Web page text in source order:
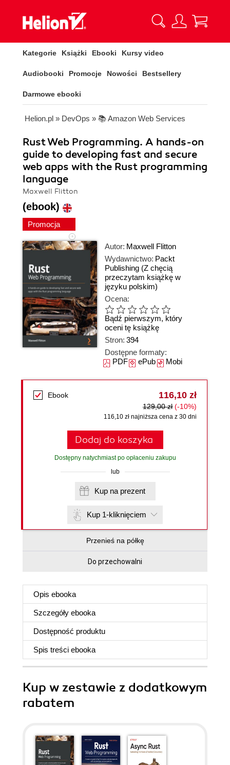
Kategorie Książki Ebooki Kursy video
Audiobooki Promocje Nowości Bestsellery
Darmowe ebooki
Helion.pl » DevOps » 📚 Amazon Web Services
Rust Web Programming. A hands-on
guide to developing fast and secure
web apps with the Rust programming
language
Maxwell Flitton
(ebook)
Promocja
Autor: Maxwell Flitton
Wydawnictwo: Packt
Publishing (Z chęcią
przeczytam książkę w
języku polskim)
Ocena:
Bądź pierwszym, który
oceni tę książkę
Stron: 394
Dostępne formaty:
PDFePubMobi
Ebook 116,10 zł
129,00 zł (-10%)
116,10 zł najniższa cena z 30 dni
Dodaj do koszyka
Dostępny natychmiast po opłaceniu zakupu
lub
Kup na prezent
Kup 1-kliknięciem
Przenieś na półkę
Do przechowalni
Opis ebooka
Szczegóły ebooka
Dostępność produktu
Spis treści ebooka
Kup w zestawie z dodatkowym
rabatem